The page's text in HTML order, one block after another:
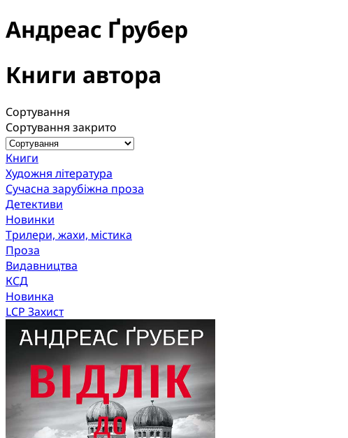
Андреас Ґрубер
Книги автора
Сортування
Сортування закрито
Книги
Художня література
Сучасна зарубіжна проза
Детективи
Новинки
Трилери, жахи, містика
Проза
Видавництва
КСД
Новинка
LCP Захист